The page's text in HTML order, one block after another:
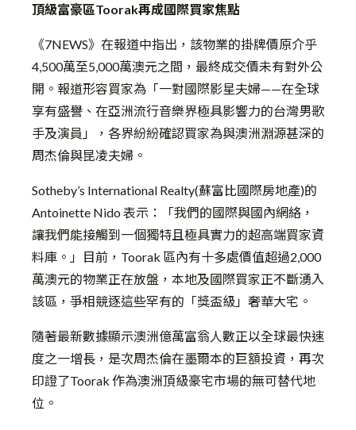
頂級富豪區Toorak再成國際買家焦點
《7NEWS》在報道中指出，該物業的掛牌價原介乎
4,500萬至5,000萬澳元之間，最終成交價未有對外公
開。報道形容買家為「一對國際影星夫婦——在全球
享有盛譽、在亞洲流行音樂界極具影響力的台灣男歌
手及演員」，各界紛紛確認買家為與澳洲淵源甚深的
周杰倫與昆凌夫婦。
Sotheby’s International Realty(蘇富比國際房地產)的
Antoinette Nido 表示：「我們的國際與國內網絡，
讓我們能接觸到一個獨特且極具實力的超高端買家資
料庫。」目前，Toorak 區內有十多處價值超過2,000
萬澳元的物業正在放盤，本地及國際買家正不斷湧入
該區，爭相競逐這些罕有的「獎盃級」奢華大宅。
隨著最新數據顯示澳洲億萬富翁人數正以全球最快速
度之一增長，是次周杰倫在墨爾本的巨額投資，再次
印證了Toorak 作為澳洲頂級豪宅市場的無可替代地
位。